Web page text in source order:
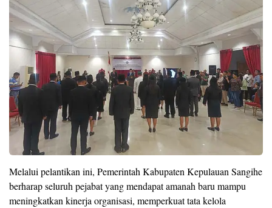
Melalui pelantikan ini, Pemerintah Kabupaten Kepulauan Sangihe
berharap seluruh pejabat yang mendapat amanah baru mampu
meningkatkan kinerja organisasi, memperkuat tata kelola